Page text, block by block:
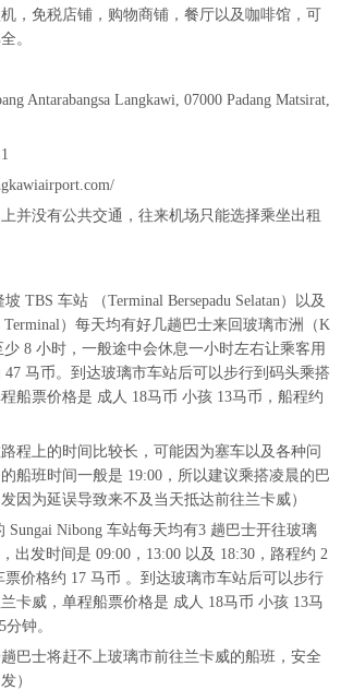
，免税店铺，购物商铺，餐厅以及咖啡馆，可
。
Antarabangsa Langkawi, 07000 Padang Matsirat,
并没有公共交通，往来机场只能选择乘坐出租
TBS 车站 （Terminal Bersepadu Selatan）以及
Terminal）每天均有好几趟巴士来回玻璃市洲（K
少 8 小时，一般途中会休息一小时左右让乘客用
马币。到达玻璃市车站后可以步行到码头乘搭
船票价格是 成人 18马币 小孩 13马币，船程约
路程上的时间比较长，可能因为塞车以及各种问
船班时间一般是 19:00，所以建议乘搭凌晨的巴
因为延误导致来不及当天抵达前往兰卡威）
Sungai Nibong 车站每天均有3 趟巴士开往玻璃
出发时间是 09:00，13:00 以及 18:30，路程约 2
票价格约 17 马币 。到达玻璃市车站后可以步行
卡威，单程船票价格是 成人 18马币 小孩 13马
钟。
趟巴士将赶不上玻璃市前往兰卡威的船班，安全
）